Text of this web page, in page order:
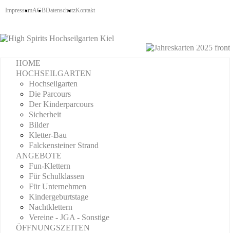
ImpressumAGBDatenschutzKontakt
HOME
HOCHSEILGARTEN
Hochseilgarten
Die Parcours
Der Kinderparcours
Sicherheit
Bilder
Kletter-Bau
Falckensteiner Strand
ANGEBOTE
Fun-Klettern
Für Schulklassen
Für Unternehmen
Kindergeburtstage
Nachtklettern
Vereine - JGA - Sonstige
ÖFFNUNGSZEITEN